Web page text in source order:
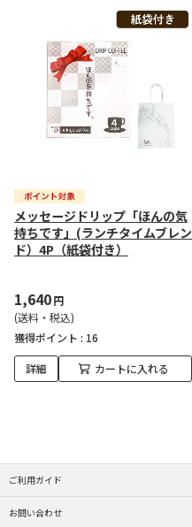
メッセージドリップ「ほんの気
持ちです」(ランチタイムブレン
ド）4P（紙袋付き）
1,640円
(送料・税込)
獲得ポイント : 16
詳細 カートに入れる
ご利用ガイド
お問い合わせ